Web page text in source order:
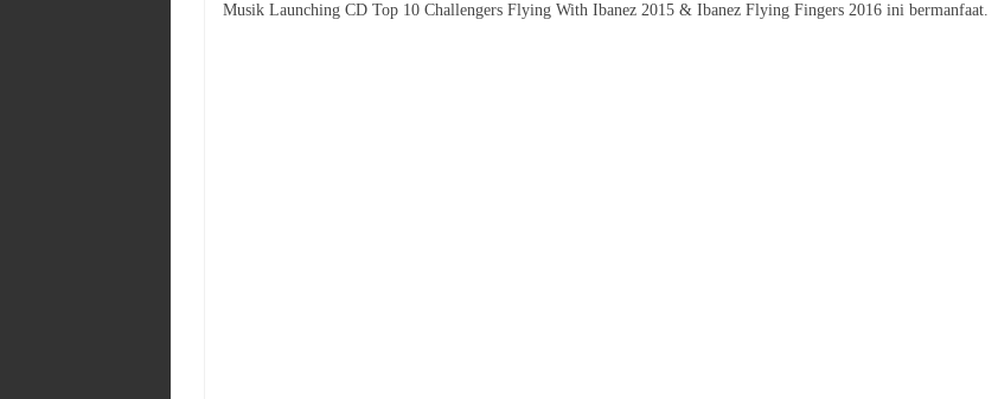
Musik Launching CD Top 10 Challengers Flying With Ibanez 2015 & Ibanez Flying Fingers 2016 ini bermanfaat.